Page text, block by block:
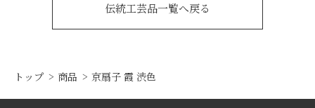
伝統工芸品一覧へ戻る
トップ 商品 京扇子 霞 渋色